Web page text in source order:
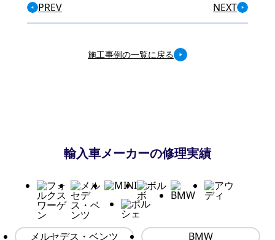
PREV NEXT
施工事例の一覧に戻る
輸入車メーカーの修理実績
メルセデス・ベンツ BMW